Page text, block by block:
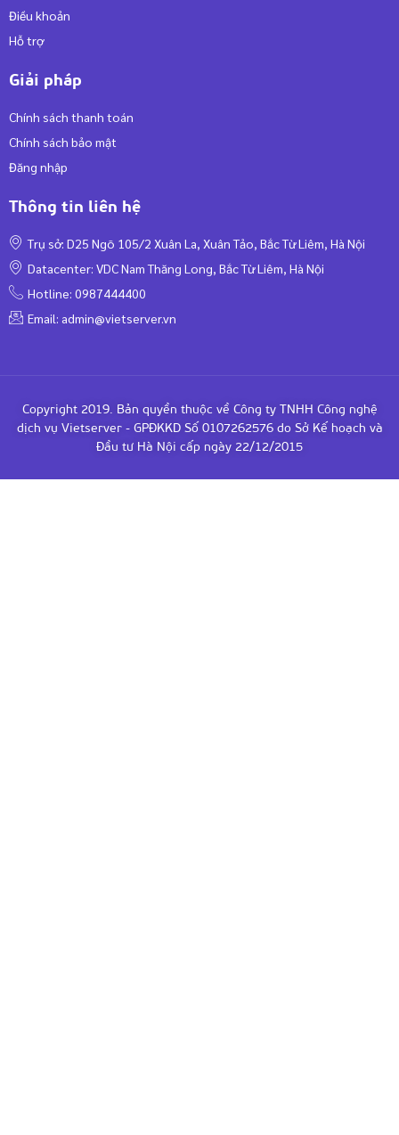
Điều khoản
Hỗ trợ
Giải pháp
Chính sách thanh toán
Chính sách bảo mật
Đăng nhập
Thông tin liên hệ
Trụ sở: D25 Ngõ 105/2 Xuân La, Xuân Tảo, Bắc Từ Liêm, Hà Nội
Datacenter: VDC Nam Thăng Long, Bắc Từ Liêm, Hà Nội
Hotline: 0987444400
Email: admin@vietserver.vn
Copyright 2019. Bản quyền thuộc về Công ty TNHH Công nghệ
dịch vụ Vietserver - GPĐKKD Số 0107262576 do Sở Kế hoạch và
Đầu tư Hà Nội cấp ngày 22/12/2015